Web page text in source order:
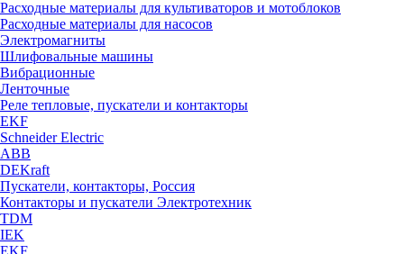
Расходные материалы для культиваторов и мотоблоков
Расходные материалы для насосов
Электромагниты
Шлифовальные машины
Вибрационные
Ленточные
Реле тепловые, пускатели и контакторы
EKF
Schneider Electric
ABB
DEKraft
Пускатели, контакторы, Россия
Контакторы и пускатели Электротехник
TDM
IEK
EKF